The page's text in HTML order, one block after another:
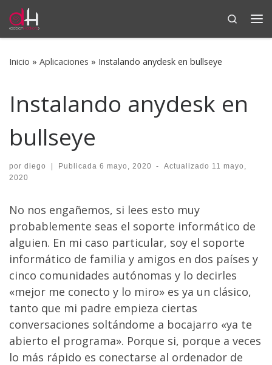
Saltar al contenido
Search
Inicio » Aplicaciones » Instalando anydesk en bullseye
Instalando anydesk en
bullseye
por diego | Publicada 6 mayo, 2020 - Actualizado 11 mayo,
2020
No nos engañemos, si lees esto muy
probablemente seas el soporte informático de
alguien. En mi caso particular, soy el soporte
informático de familia y amigos en dos países y
cinco comunidades autónomas y lo decirles
«mejor me conecto y lo miro» es ya un clásico,
tanto que mi padre empieza ciertas
conversaciones soltándome a bocajarro «ya te
abierto el programa». Porque si, porque a veces
lo más rápido es conectarse al ordenador de